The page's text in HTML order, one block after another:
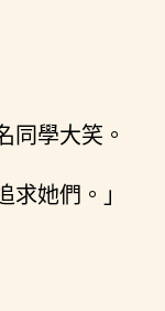
同學大笑。
求她們。」